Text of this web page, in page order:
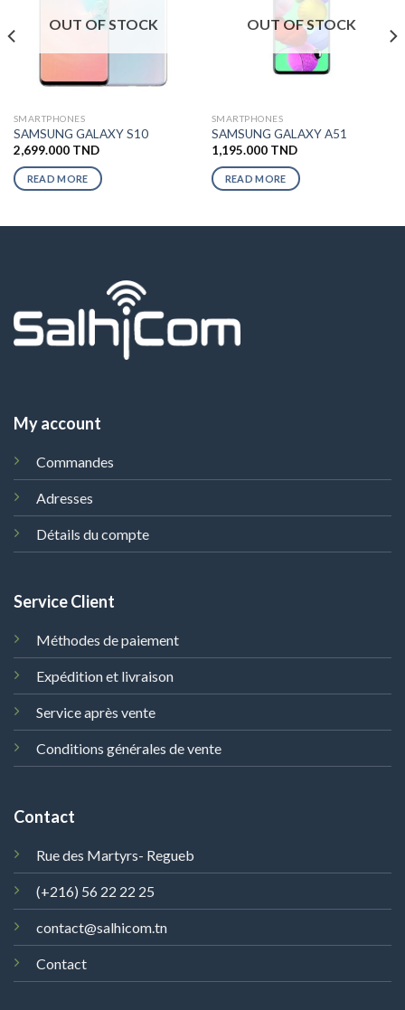
OUT OF STOCK
SMARTPHONES
SAMSUNG GALAXY S10
2,699.000 TND
READ MORE
OUT OF STOCK
SMARTPHONES
SAMSUNG GALAXY A51
1,195.000 TND
READ MORE
My account
Commandes
Adresses
Détails du compte
Service Client
Méthodes de paiement
Expédition et livraison
Service après vente
Conditions générales de vente
Contact
Rue des Martyrs- Regueb
(+216) 56 22 22 25
contact@salhicom.tn
Contact